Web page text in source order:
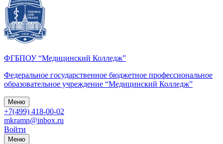
ФГБПОУ “Медицинский Колледж”
Федеральное государственное бюджетное профессиональное
образовательное учреждение “Медицинский Колледж”
Меню
+7(499) 418-00-02
mkramn@inbox.ru
Войти
Меню